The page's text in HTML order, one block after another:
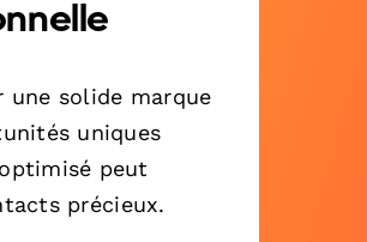
solide marque
uniques
peut
précieux.